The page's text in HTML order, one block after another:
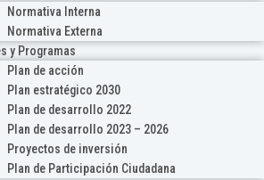
Normativa Interna
Normativa Externa
y Programas
Plan de acción
Plan estratégico 2030
Plan de desarrollo 2022
Plan de desarrollo 2023 – 2026
Proyectos de inversión
Plan de Participación Ciudadana